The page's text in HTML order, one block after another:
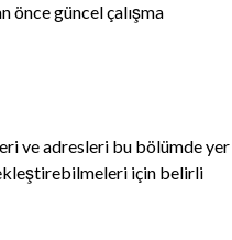
önce güncel çalışma
ve adresleri bu bölümde yer
için belirli